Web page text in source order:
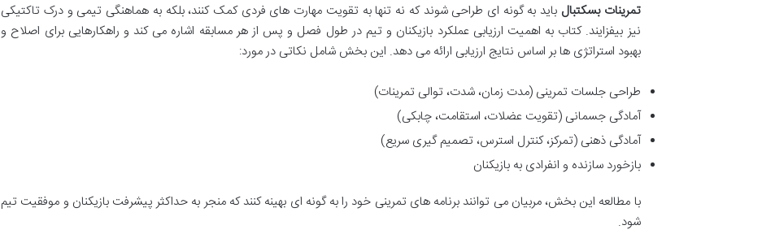
تمرینات بسکتبال باید به گونه ای طراحی شوند که نه تنها به تقویت مهارت های فردی کمک کنند، بلکه به هماهنگی تیمی و درک تاکتیکی
نیز بیفزایند. کتاب به اهمیت ارزیابی عملکرد بازیکنان و تیم در طول فصل و پس از هر مسابقه اشاره می کند و راهکارهایی برای اصلاح و
بهبود استراتژی ها بر اساس نتایج ارزیابی ارائه می دهد. این بخش شامل نکاتی در مورد:
طراحی جلسات تمرینی (مدت زمان، شدت، توالی تمرینات)
آمادگی جسمانی (تقویت عضلات، استقامت، چابکی)
آمادگی ذهنی (تمرکز، کنترل استرس، تصمیم گیری سریع)
بازخورد سازنده و انفرادی به بازیکنان
با مطالعه این بخش، مربیان می توانند برنامه های تمرینی خود را به گونه ای بهینه کنند که منجر به حداکثر پیشرفت بازیکنان و موفقیت تیم
شود.